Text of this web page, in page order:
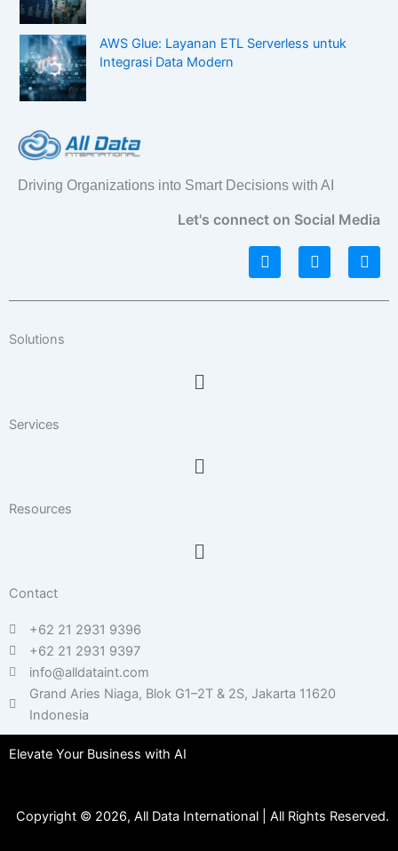
AWS Glue: Layanan ETL Serverless untuk
Integrasi Data Modern
Driving Organizations into Smart Decisions with AI
Let's connect on Social Media
L
i
k
I
n
t
F
a
e
Solutions
Menu
Services
Menu
Resources
Menu
Contact
+62 21 2931 9396
+62 21 2931 9397
info@alldataint.com
Grand Aries Niaga, Blok G1–2T & 2S, Jakarta 11620
Indonesia
Elevate Your Business with AI
Copyright © 2026, All Data International | All Rights Reserved.